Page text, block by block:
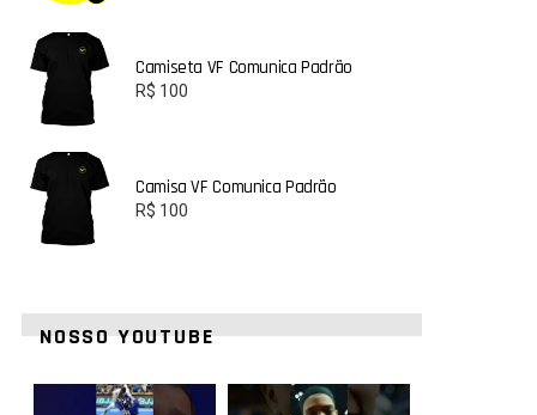
Camiseta VF Comunica Padrão
R$ 100
Camisa VF Comunica Padrão
R$ 100
NOSSO YOUTUBE
0 46 1